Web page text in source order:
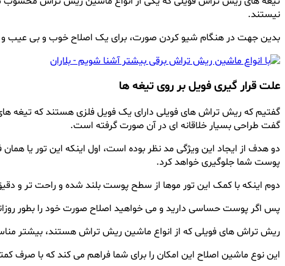
نیستند.
بدین جهت در هنگام شیو کردن صورت، برای یک اصلاح خوب و بی
علت قرار گیری فویل بر روی تیغه ها
گفتیم که ریش تراش های فویلی دارای یک فویل فلزی هستند که تیغه های
گفت طراحی بسیار خلاقانه ای در آن صورت گرفته است.
دو هدف از ایجاد این ویژگی مد نظر بوده است، اول اینکه این تور یا
پوست شما جلوگیری خواهد کرد.
دوم اینکه با کمک این تور موها از سطح پوست بلند شده و راحت تر و
پس اگر پوست حساسی دارید و می خواهید اصلاح صورت خود را بطور
ریش تراش های فویلی که از انواع ماشین ریش تراش هستند، بیشتر
این نوع ماشین اصلاح این امکان را برای شما فراهم می کند که با صرف